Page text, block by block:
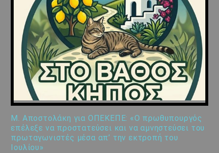
Μ. Αποστολάκη για ΟΠΕΚΕΠΕ: «Ο πρωθυπουργός
επέλεξε να προστατεύσει και να αμνηστεύσει του
πρωταγωνιστές μέσα απ’ την εκτροπή του
Ιουλίου»